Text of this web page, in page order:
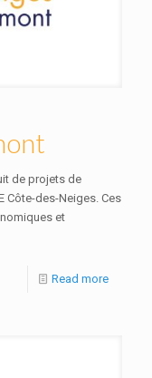
de projets de
Côte-des-Neiges. Ces
et
Read more